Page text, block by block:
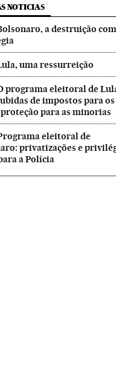
NOTICIAS
a destruição
uma ressurreição
programa eleitoral de
de impostos para os
para as minorias
eleitoral de
privatizações e
a Polícia